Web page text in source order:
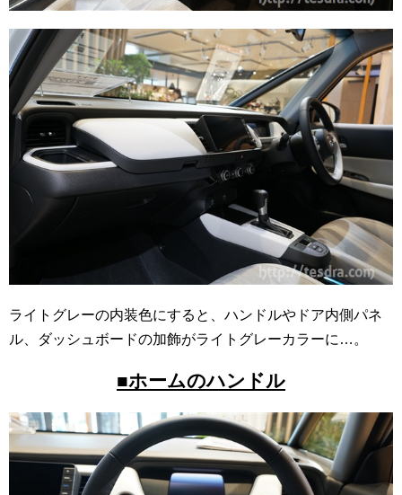
ライトグレーの内装色にすると、ハンドルやドア内側パネ
ル、ダッシュボードの加飾がライトグレーカラーに…。
■ホームのハンドル